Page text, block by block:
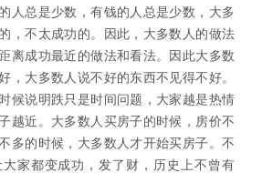
人总是少数，有钱的人总是少数，大多
，不太成功的。因此，大多数人的做法
离成功最近的做法和看法。因此大多数
，大多数人说不好的东西不见得不好。
候说明跌只是时间问题，大家越是热情
越近。大多数人买房子的时候，房价不
多的时候，大多数人才开始买房子。不
家都变成功，发了财，历史上不曾有